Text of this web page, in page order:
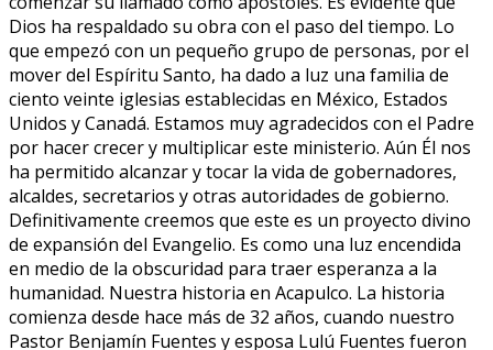
Dios ha respaldado su obra con el paso del tiempo. Lo
que empezó con un pequeño grupo de personas, por el
mover del Espíritu Santo, ha dado a luz una familia de
ciento veinte iglesias establecidas en México, Estados
Unidos y Canadá. Estamos muy agradecidos con el Padre
por hacer crecer y multiplicar este ministerio. Aún Él nos
ha permitido alcanzar y tocar la vida de gobernadores,
alcaldes, secretarios y otras autoridades de gobierno.
Definitivamente creemos que este es un proyecto divino
de expansión del Evangelio. Es como una luz encendida
en medio de la obscuridad para traer esperanza a la
humanidad. Nuestra historia en Acapulco. La historia
comienza desde hace más de 32 años, cuando nuestro
Pastor Benjamín Fuentes y esposa Lulú Fuentes fueron